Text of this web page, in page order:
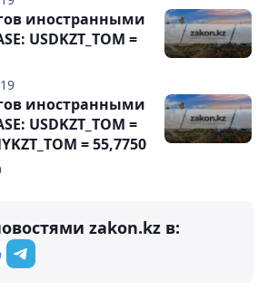
иностранными
USDKZT_TOM =
иностранными
USDKZT_TOM =
= 55,7750
zakon.kz в: